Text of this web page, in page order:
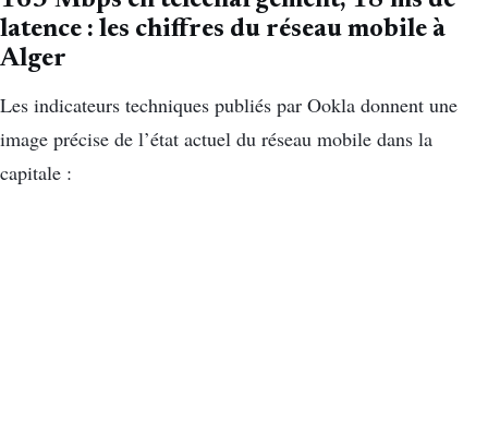
latence : les chiffres du réseau mobile à
Alger
Les indicateurs techniques publiés par Ookla donnent une
image précise de l’état actuel du réseau mobile dans la
capitale :